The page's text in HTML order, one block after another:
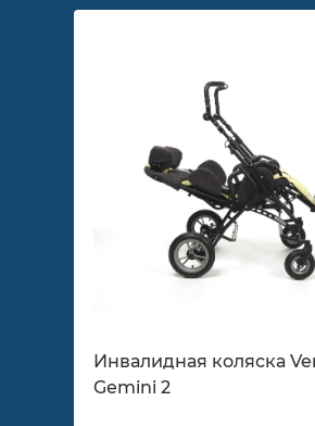
Инвалидная коляска
Gemini 2